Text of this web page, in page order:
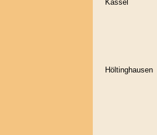
Kassel
Höltinghausen